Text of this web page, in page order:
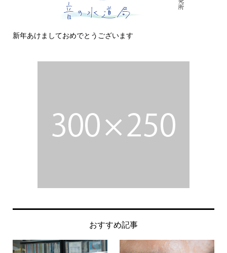
新年あけましておめでとうございます
おすすめ記事